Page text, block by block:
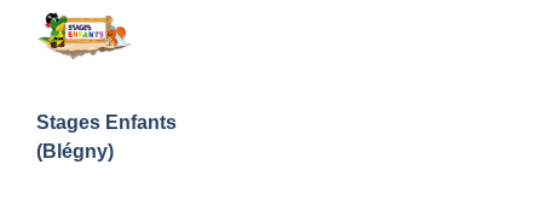
Stages Enfants
(Blégny)